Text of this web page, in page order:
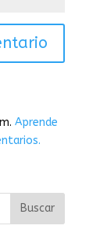
Aprende